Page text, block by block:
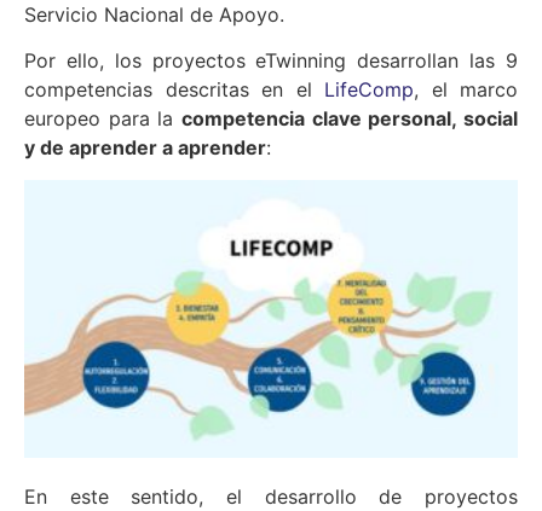
Servicio Nacional de Apoyo.
Por ello, los proyectos eTwinning desarrollan las 9
competencias descritas en el LifeComp, el marco
europeo para la competencia clave personal, social
y de aprender a aprender:
En este sentido, el desarrollo de proyectos